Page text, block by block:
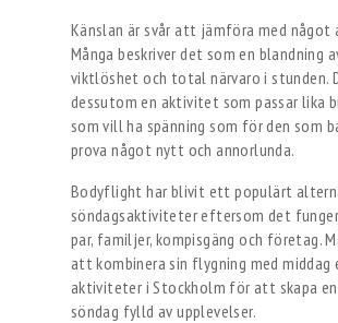
Känslan är svår att jämföra med något
Många beskriver det som en blandning
viktlöshet och total närvaro i stunden.
dessutom en aktivitet som passar lika
som vill ha spänning som för den som
prova något nytt och annorlunda.
Bodyflight har blivit ett populärt
söndagsaktiviteter eftersom det
par, familjer, kompisgäng och företag.
att kombinera sin flygning med middag
aktiviteter i Stockholm för att skapa
söndag fylld av upplevelser.